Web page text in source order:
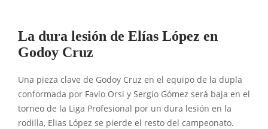
La dura lesión de Elías López en
Godoy Cruz
Una pieza clave de Godoy Cruz en el equipo de la dupla
conformada por Favio Orsi y Sergio Gómez será baja en el
torneo de la Liga Profesional por un dura lesión en la
rodilla, Elias López se pierde el resto del campeonato.